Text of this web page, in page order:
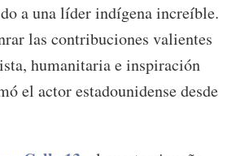
a una líder indígena increíble.
las contribuciones valientes
humanitaria e inspiración
el actor estadounidense desde